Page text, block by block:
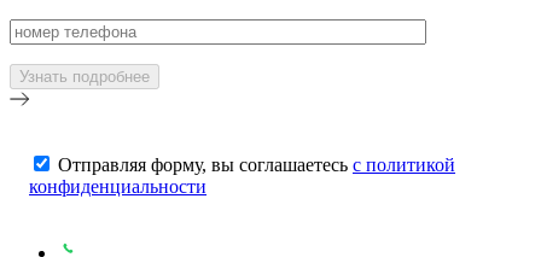
Отправляя форму, вы соглашаетесь с политикой
конфиденциальности